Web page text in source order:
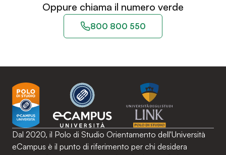
Oppure chiama il numero verde
800 800 550
Dal 2020, il Polo di Studio Orientamento dell'Università
eCampus è il punto di riferimento per chi desidera